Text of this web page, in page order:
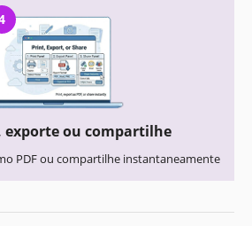
exporte ou compartilhe
PDF ou compartilhe instantaneamente